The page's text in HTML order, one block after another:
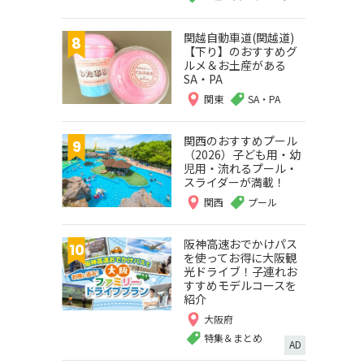
関越自動車道(関越道)
【下り】のおすすめグ
ルメ＆お土産がある
SA・PA
関東 SA・PA
関西のおすすめプール
（2026）子ども用・幼
児用・流れるプール・
スライダーが満載！
関西 プール
阪神高速おでかけパス
を使ってお得に大阪観
光ドライブ！子連れお
すすめモデルコースを
紹介
大阪府
特集＆まとめ
AD